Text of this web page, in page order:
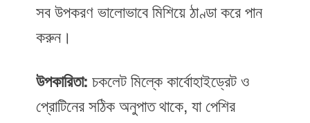
সব উপকরণ ভালোভাবে মিশিয়ে ঠাণ্ডা করে পান
করুন।
উপকারিতা: চকলেট মিল্কে কার্বোহাইড্রেট ও
প্রোটিনের সঠিক অনুপাত থাকে, যা পেশির